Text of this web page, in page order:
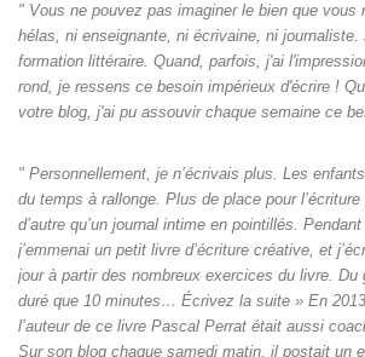
" Vous ne pouvez pas imaginer le bien que vous
hélas, ni enseignante, ni écrivaine, ni journaliste.
formation littéraire. Quand, parfois, j'ai
rond, je ressens ce besoin impérieux d'écrire !
votre blog, j'ai pu assouvir chaque semaine ce
" Personnellement, je n’écrivais plus. Les
du temps à rallonge. Plus de place pour
d’autre qu’un journal intime en pointillés.
j’emmenai un petit livre d’écriture créative, et
jour à partir des nombreux exercices du livre. Du
duré que 10 minutes… Écrivez la suite » En
l’auteur de ce livre Pascal Perrat était aussi
Sur son blog chaque samedi matin, il postait un